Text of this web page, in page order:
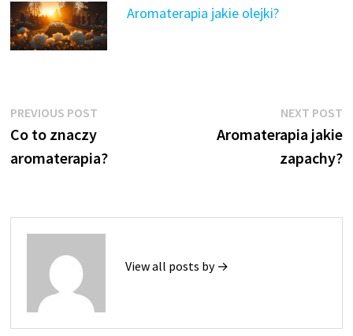
Aromaterapia jakie olejki?
Nawigacja
wpisu
PREVIOUS POSTPrevious
post:
Co to znaczy
aromaterapia?
NEXT POST
Aromaterapia jakie
zapachy?
View all posts by →